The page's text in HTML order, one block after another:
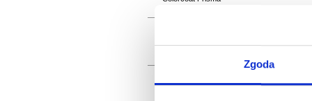
Zgoda
Colorcoat HPS200 Ultra®
Zrozumienie gwarancji